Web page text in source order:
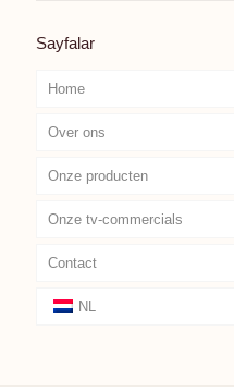
Sayfalar
Home
Over ons
Onze producten
Onze tv-commercials
Contact
NL